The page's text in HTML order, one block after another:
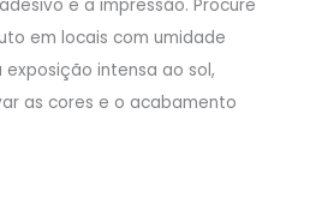
e a impressão. Procure
em locais com umidade
intensa ao sol,
as cores e o acabamento